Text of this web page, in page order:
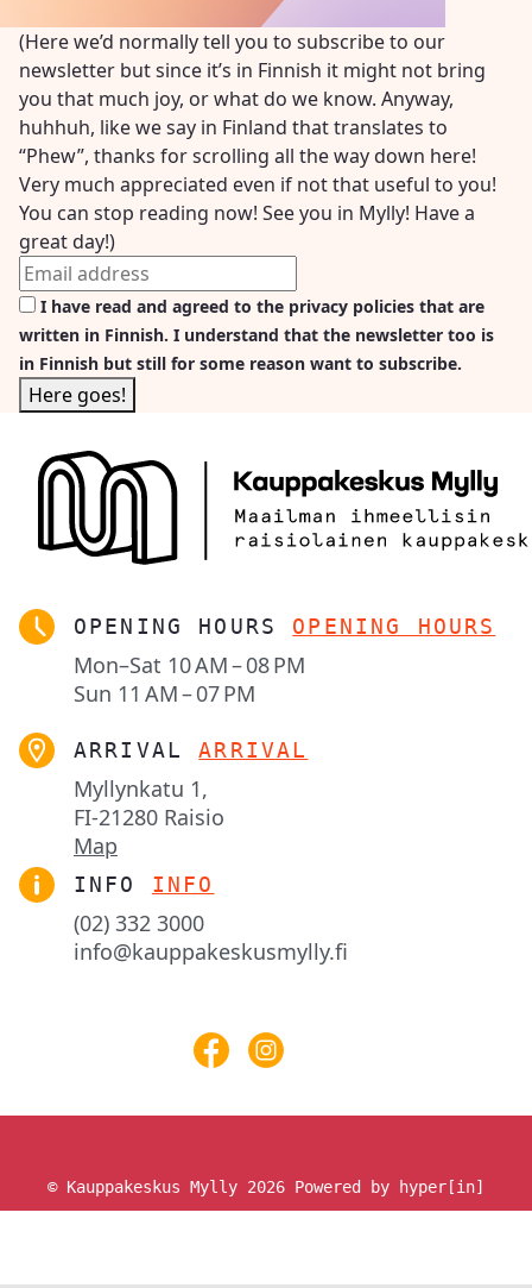
(Here we’d normally tell you to subscribe to our
newsletter but since it’s in Finnish it might not bring
you that much joy, or what do we know. Anyway,
huhhuh, like we say in Finland that translates to
“Phew”, thanks for scrolling all the way down here!
Very much appreciated even if not that useful to you!
You can stop reading now! See you in Mylly! Have a
great day!)
I have read and agreed to the privacy policies that are
written in Finnish. I understand that the newsletter too is
in Finnish but still for some reason want to subscribe.
OPENING HOURS OPENING HOURS
Mon–Sat 10 AM – 08 PM
Sun 11 AM – 07 PM
ARRIVAL ARRIVAL
Myllynkatu 1,
FI-21280 Raisio
Map
INFO INFO
(02) 332 3000
info@kauppakeskusmylly.fi
© Kauppakeskus Mylly 2026 Powered by hyper[in]